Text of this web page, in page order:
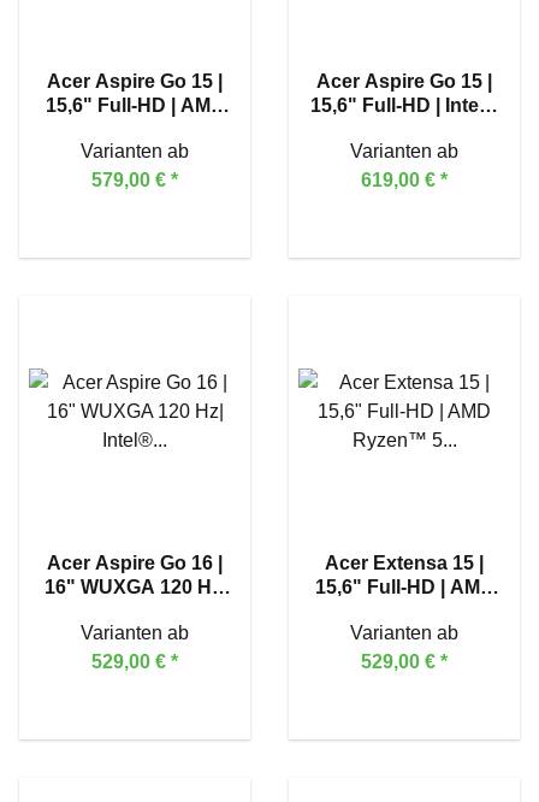
Acer Aspire Go 15 |
15,6" Full-HD | AMD
Varianten ab
579,00 € *
Acer Aspire Go 15 |
15,6" Full-HD | Intel®
Varianten ab
619,00 € *
Acer Aspire Go 16 |
16" WUXGA 120 Hz|
1305U
Varianten ab
529,00 € *
Acer Extensa 15 |
15,6" Full-HD | AMD
Varianten ab
529,00 € *